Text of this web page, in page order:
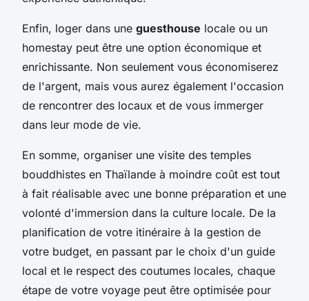
Enfin, loger dans une guesthouse locale ou un
homestay peut être une option économique et
enrichissante. Non seulement vous économiserez
de l'argent, mais vous aurez également l'occasion
de rencontrer des locaux et de vous immerger
dans leur mode de vie.
En somme, organiser une visite des temples
bouddhistes en Thaïlande à moindre coût est tout
à fait réalisable avec une bonne préparation et une
volonté d'immersion dans la culture locale. De la
planification de votre itinéraire à la gestion de
votre budget, en passant par le choix d'un guide
local et le respect des coutumes locales, chaque
étape de votre voyage peut être optimisée pour